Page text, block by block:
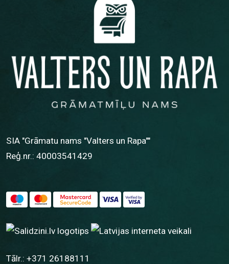
SIA "Grāmatu nams "Valters un Rapa""
Reģ.nr.: 40003541429
Tālr.: +371 26188111